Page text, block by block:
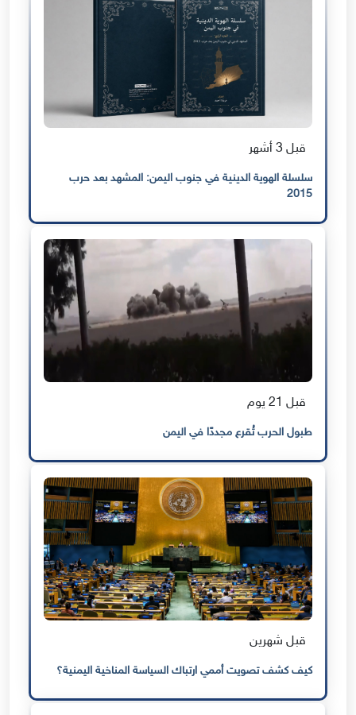
قبل 3 أشهر
سلسلة الهوية الدينية في جنوب اليمن: المشهد بعد حرب
2015
قبل 21 يوم
طبول الحرب تُقرع مجددًا في اليمن
قبل شهرين
كيف كشف تصويت أممي ارتباك السياسة المناخية اليمنية؟